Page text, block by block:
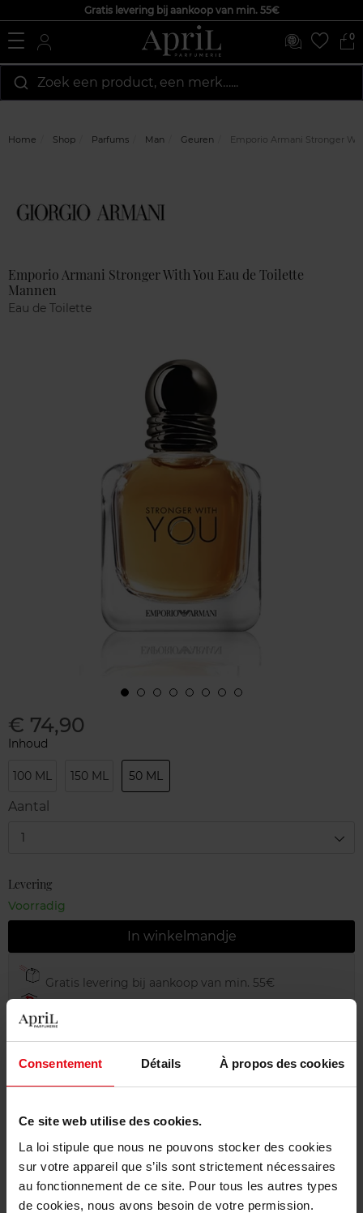
Consentement Détails À propos des cookies
Ce site web utilise des cookies.
La loi stipule que nous ne pouvons stocker des cookies
sur votre appareil que s’ils sont strictement nécessaires
au fonctionnement de ce site. Pour tous les autres types
de cookies, nous avons besoin de votre permission.
Gratis levering bij aankoop van min. 55€
0
Zoek een product, een merk…...
Home Shop Parfums Man Geuren Emporio Armani Stronger
Emporio Armani Stronger With You Eau de Toilette
Mannen
Eau de Toilette
€ 74,90
Inhoud
100 ML 150 ML 50 ML
Aantal
1
Levering
Voorradig
In winkelmandje
Gratis levering bij aankoop van min. 55€
Gratis retour in je winkelpunt
Gratis verpakking
Gebruiksadvies